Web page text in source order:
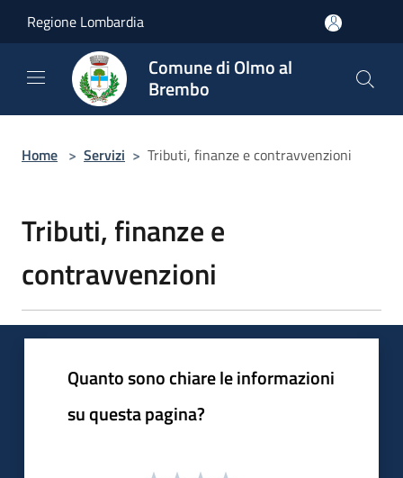
Regione Lombardia
Comune di Olmo al
Brembo
Home > Servizi > Tributi, finanze e contravvenzioni
Tributi, finanze e
contravvenzioni
Quanto sono chiare le informazioni
su questa pagina?